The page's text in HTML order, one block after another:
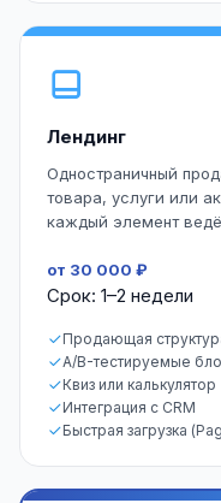
Лендинг
Одностраничный
товара, услуги или
каждый элемент
от 30 000 ₽
Срок: 1–2 недели
Продающая
A/B-тестируемые
Квиз или калькулятор
Интеграция с CRM
Быстрая загрузка